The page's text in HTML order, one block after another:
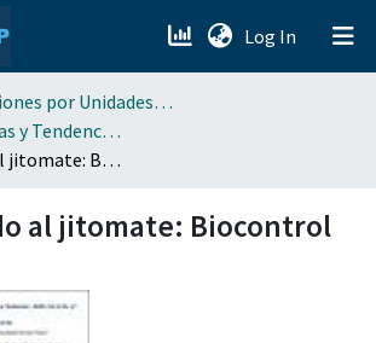
Log In (current)
Producciones por Unidades Académicas
Revista Alianzas y Tendencias BUAP (AyTBUAP)
Protegiendo al jitomate: Biocontrol al día
al jitomate: Biocontrol